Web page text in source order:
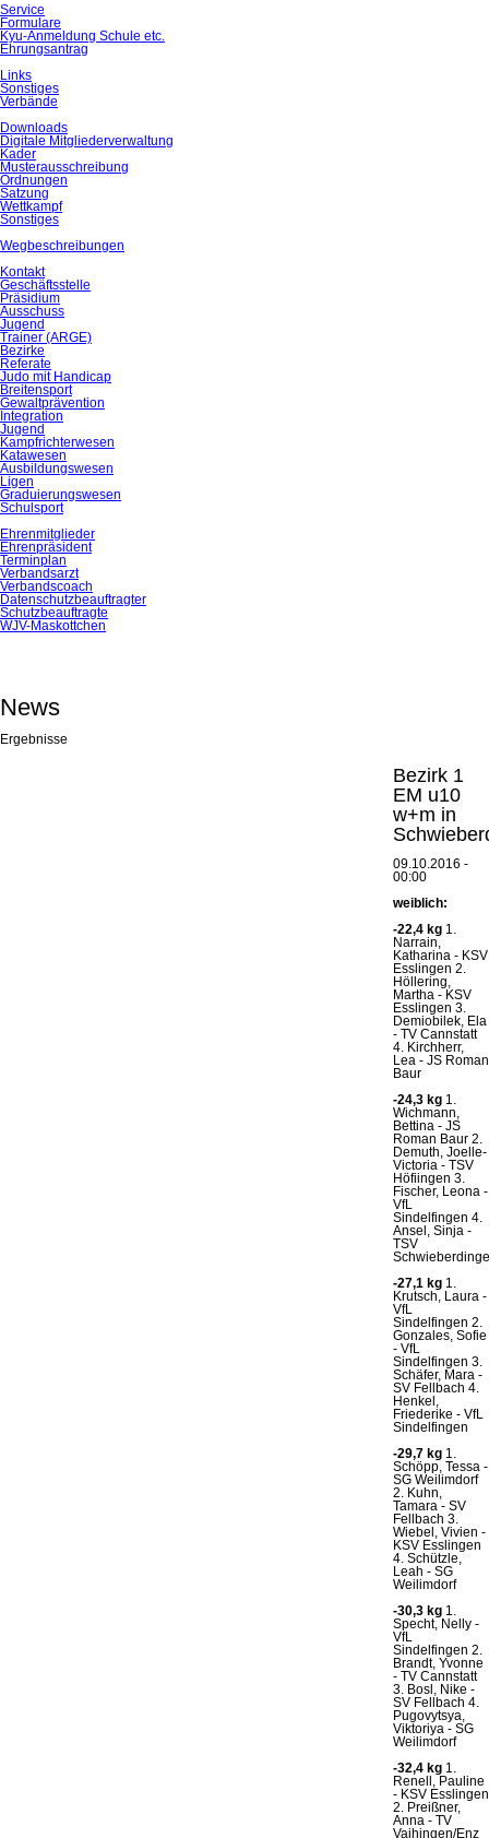
Service
Formulare
Kyu‐Anmeldung Schule etc.
Ehrungsantrag
Links
Sonstiges
Verbände
Downloads
Digitale Mitgliederverwaltung
Kader
Musterausschreibung
Ordnungen
Satzung
Wettkampf
Sonstiges
Wegbeschreibungen
Kontakt
Geschäftsstelle
Präsidium
Ausschuss
Jugend
Trainer (ARGE)
Bezirke
Referate
Judo mit Handicap
Breitensport
Gewaltprävention
Integration
Jugend
Kampfrichterwesen
Katawesen
Ausbildungswesen
Ligen
Graduierungswesen
Schulsport
Ehrenmitglieder
Ehrenpräsident
Terminplan
Verbandsarzt
Verbandscoach
Datenschutz­beauftragter
Schutzbeauftragte
WJV-Maskottchen
News
Ergebnisse
Bezirk 1
EM u10
w+m in
09.10.2016 -
00:00
weiblich:
-22,4 kg 1.
Narrain,
Katharina - KSV
Esslingen 2.
Höllering,
Martha - KSV
Esslingen 3.
Demiobilek, Ela
- TV Cannstatt
4. Kirchherr,
Lea - JS Roman
Baur
-24,3 kg 1.
Wichmann,
Bettina - JS
Roman Baur 2.
Demuth, Joelle-
Victoria - TSV
Höfiingen 3.
Fischer, Leona -
VfL
Sindelfingen 4.
Ansel, Sinja -
TSV
-27,1 kg 1.
Krutsch, Laura -
VfL
Sindelfingen 2.
Gonzales, Sofie
- VfL
Sindelfingen 3.
Schäfer, Mara -
SV Fellbach 4.
Henkel,
Friederike - VfL
Sindelfingen
-29,7 kg 1.
Schöpp, Tessa -
SG Weilimdorf
2. Kuhn,
Tamara - SV
Fellbach 3.
Wiebel, Vivien -
KSV Esslingen
4. Schützle,
Leah - SG
Weilimdorf
-30,3 kg 1.
Specht, Nelly -
VfL
Sindelfingen 2.
Brandt, Yvonne
- TV Cannstatt
3. Bosl, Nike -
SV Fellbach 4.
Pugovytsya,
Viktoriya - SG
Weilimdorf
-32,4 kg 1.
Renell, Pauline
- KSV Esslingen
2. Preißner,
Anna - TV
Vaihingen/Enz